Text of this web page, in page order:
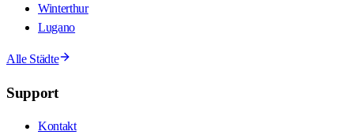
Winterthur
Lugano
Alle Städte
Support
Kontakt